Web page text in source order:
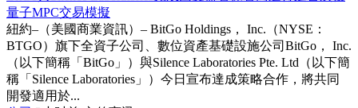
量子MPC交易模擬
紐約–（美國商業資訊）– BitGo Holdings， Inc.（NYSE：
BTGO）旗下全資子公司、數位資產基礎設施公司BitGo， Inc.
（以下簡稱「BitGo」）與Silence Laboratories Pte. Ltd（以下簡
稱「Silence Laboratories」）今日宣布達成策略合作，將共同
開發適用於...